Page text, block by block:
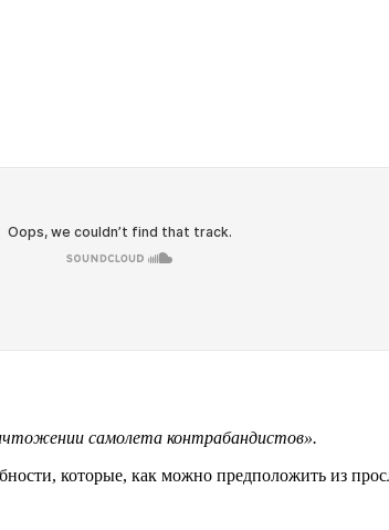
самолета контрабандистов».
которые, как можно предположить из